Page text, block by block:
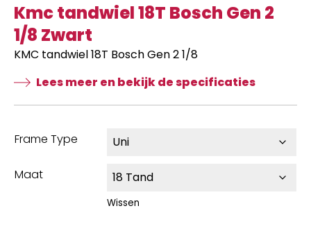
Kmc tandwiel 18T Bosch Gen 2
1/8 Zwart
KMC tandwiel 18T Bosch Gen 2 1/8
Lees meer en bekijk de specificaties
Frame Type
Maat
Wissen